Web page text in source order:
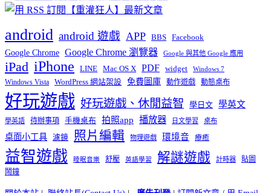
android android 遊戲 APP BBS Facebook
Google Chrome Google Chrome 瀏覽器 Google 與其他 Google 應用
iPad iPhone LINE Mac OS X PDF widget Windows 7
Windows Vista WordPress 網站架設 免費圖庫 動作遊戲 動態桌布
好玩遊戲 好玩遊戲、休閒益智 學日文 學英文
學英語 待辦事項 手機桌布 拍照app 播放器 日文學習 桌布
桌面小工具 濾鏡 照片編輯 物理遊戲 環境音 療癒
益智遊戲 睡眠音樂 舒壓 英語學習 解謎遊戲 計時器
貼圖
鬧鐘